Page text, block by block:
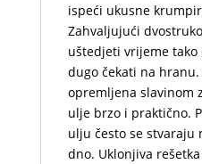
ispeći ukusne
Zahvaljujući
uštedjeti vrijeme
dugo čekati na
opremljena slavinom
ulje brzo i praktično.
ulju često se stvaraju
dno. Uklonjiva